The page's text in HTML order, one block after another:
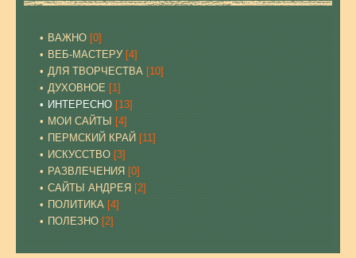
ВАЖНО [0]
ВЕБ-МАСТЕРУ [4]
ДЛЯ ТВОРЧЕСТВА [10]
ДУХОВНОЕ [1]
ИНТЕРЕСНО [13]
МОИ САЙТЫ
[4]
ПЕРМСКИЙ КРАЙ [11]
ИСКУССТВО [3]
РАЗВЛЕЧЕНИЯ [0]
САЙТЫ АНДРЕЯ [2]
ПОЛИТИКА [4]
ПОЛЕЗНО [2]